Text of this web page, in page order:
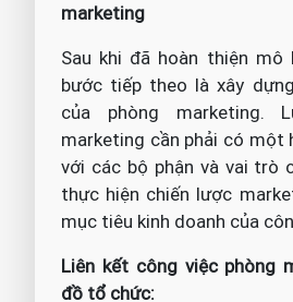
marketing
Sau khi đã hoàn thiện mô
bước tiếp theo là xây
của phòng marketing.
marketing cần phải có một
với các bộ phận và vai trò
thực hiện chiến lược
mục tiêu kinh doanh của
Liên kết công việc phòng
đồ tổ chức: